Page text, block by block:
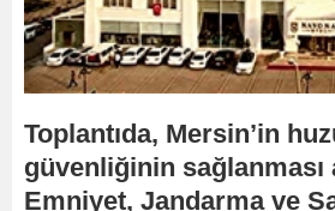
Toplantıda, Mersin’in
güvenliğinin sağlanması
Emniyet, Jandarma ve